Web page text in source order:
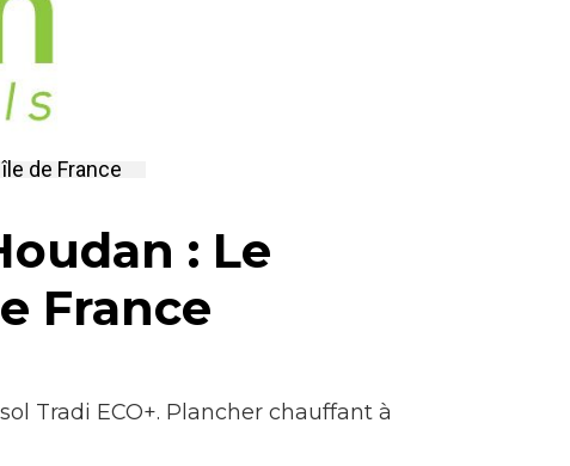
de France
: Le
France
Tradi ECO+. Plancher chauffant à